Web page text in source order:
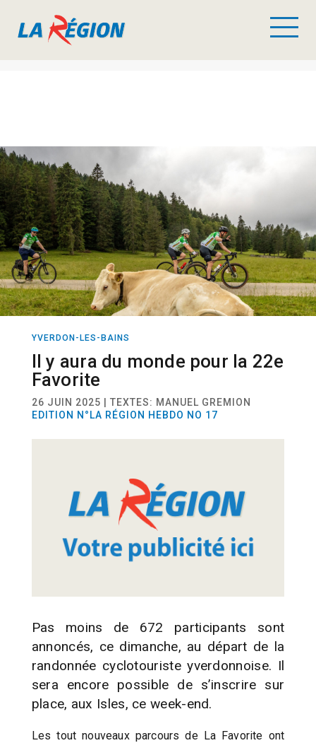
YVERDON-LES-BAINS
Il y aura du monde pour la 22e
Favorite
26 JUIN 2025 | TEXTES: MANUEL GREMION
EDITION N°LA RÉGION HEBDO NO 17
Pas moins de 672 participants sont
annoncés, ce dimanche, au départ de la
randonnée cyclotouriste yverdonnoise. Il
sera encore possible de s’inscrire sur
place, aux Isles, ce week-end.
Les tout nouveaux parcours de La Favorite ont